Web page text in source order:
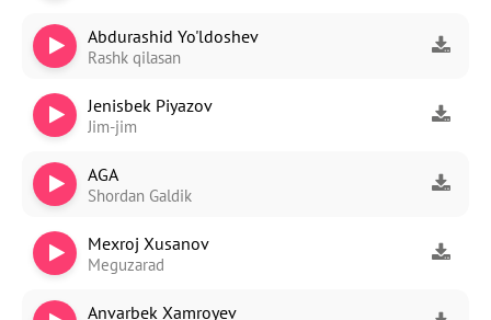
Abdurashid Yo'ldoshev
Rashk qilasan
Jenisbek Piyazov
Jim-jim
AGA
Shordan Galdik
Mexroj Xusanov
Meguzarad
Anvarbek Xamroyev